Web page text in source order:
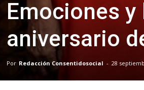
Emociones
aniversario
Por Redacción Consentidosocial - 28